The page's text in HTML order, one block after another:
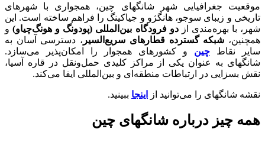
موقعیت جغرافیایی شهر شانگهای چین، همجواری با شهرهای
تاریخی و زیبای سوجو، هانگژو و جیاکینگ را فراهم ساخته است. این
شهر، با بهره‌مندی ازدو فرودگاه بین‌المللی (پودونگ و هونگ‌چیاو)و
همچنین، شبکه‌ گسترده‌ قطارهای سریع‌السیر ، دسترسی آسان به
سایر نقاط چین و کشورهای همجوار را امکان‌پذیر می‌سازد.
شانگهای به عنوان یکی از مراکز کلیدی حمل‌ونقل در قاره‌ آسیا،
نقش بسزایی در ارتباطات منطقه‌ای و بین‌المللی ایفا می‌کند.
نقشه شانگهای را می‌توانید از اینجا ببینید.
همه چیز درباره شانگهای چین